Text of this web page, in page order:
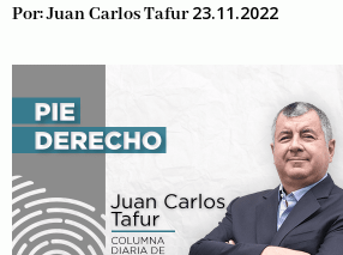
Por:Juan Carlos Tafur 23.11.2022